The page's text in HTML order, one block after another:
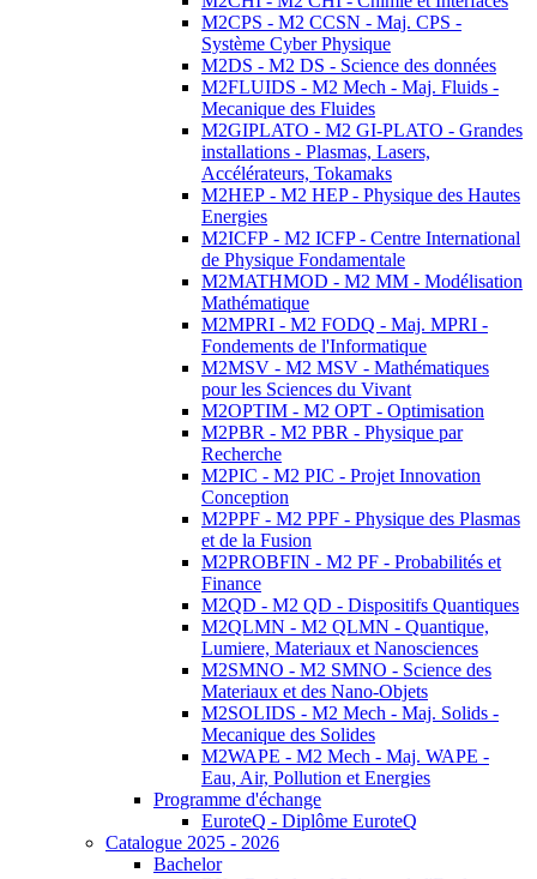
M2CPS - M2 CCSN - Maj. CPS -
Système Cyber Physique
M2DS - M2 DS - Science des données
M2FLUIDS - M2 Mech - Maj. Fluids -
Mecanique des Fluides
M2GIPLATO - M2 GI-PLATO - Grandes
installations - Plasmas, Lasers,
Accélérateurs, Tokamaks
M2HEP - M2 HEP - Physique des Hautes
Energies
M2ICFP - M2 ICFP - Centre International
de Physique Fondamentale
M2MATHMOD - M2 MM - Modélisation
Mathématique
M2MPRI - M2 FODQ - Maj. MPRI -
Fondements de l'Informatique
M2MSV - M2 MSV - Mathématiques
pour les Sciences du Vivant
M2OPTIM - M2 OPT - Optimisation
M2PBR - M2 PBR - Physique par
Recherche
M2PIC - M2 PIC - Projet Innovation
Conception
M2PPF - M2 PPF - Physique des Plasmas
et de la Fusion
M2PROBFIN - M2 PF - Probabilités et
Finance
M2QD - M2 QD - Dispositifs Quantiques
M2QLMN - M2 QLMN - Quantique,
Lumiere, Materiaux et Nanosciences
M2SMNO - M2 SMNO - Science des
Materiaux et des Nano-Objets
M2SOLIDS - M2 Mech - Maj. Solids -
Mecanique des Solides
M2WAPE - M2 Mech - Maj. WAPE -
Eau, Air, Pollution et Energies
Programme d'échange
EuroteQ - Diplôme EuroteQ
Catalogue 2025 - 2026
Bachelor